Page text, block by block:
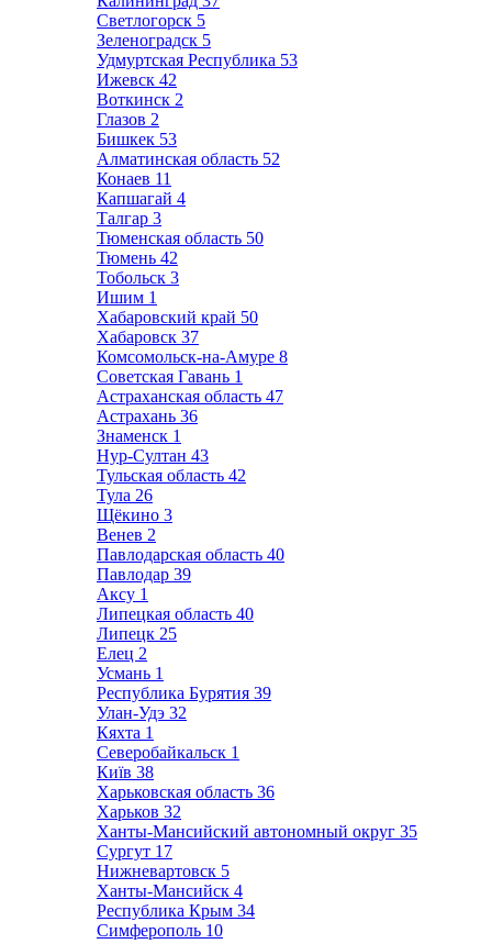
Светлогорск 5
Зеленоградск 5
Удмуртская Республика 53
Ижевск 42
Воткинск 2
Глазов 2
Бишкек 53
Алматинская область 52
Конаев 11
Капшагай 4
Талгар 3
Тюменская область 50
Тюмень 42
Тобольск 3
Ишим 1
Хабаровский край 50
Хабаровск 37
Комсомольск-на-Амуре 8
Советская Гавань 1
Астраханская область 47
Астрахань 36
Знаменск 1
Нур-Султан 43
Тульская область 42
Тула 26
Щёкино 3
Венев 2
Павлодарская область 40
Павлодар 39
Аксу 1
Липецкая область 40
Липецк 25
Елец 2
Усмань 1
Республика Бурятия 39
Улан-Удэ 32
Кяхта 1
Северобайкальск 1
Київ 38
Харьковская область 36
Харьков 32
Ханты-Мансийский автономный округ 35
Сургут 17
Нижневартовск 5
Ханты-Мансийск 4
Республика Крым 34
Симферополь 10